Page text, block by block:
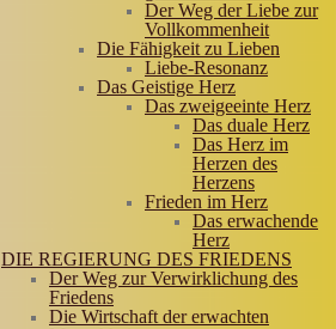
Der Weg der Liebe zur
Vollkommenheit
Die Fähigkeit zu Lieben
Liebe-Resonanz
Das Geistige Herz
Das zweigeeinte Herz
Das duale Herz
Das Herz im
Herzen des
Herzens
Frieden im Herz
Das erwachende
Herz
DIE REGIERUNG DES FRIEDENS
Der Weg zur Verwirklichung des
Friedens
Die Wirtschaft der erwachten